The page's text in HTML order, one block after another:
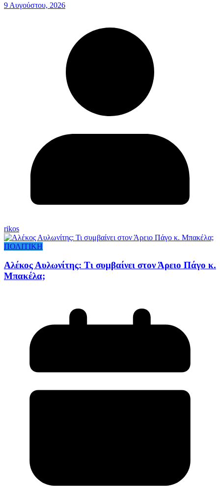
9 Αυγούστου, 2026
rikos
ΠΟΛΙΤΙΚΗ
Αλέκος Αυλωνίτης: Τι συμβαίνει στον Άρειο Πάγο κ.
Μπακέλα;